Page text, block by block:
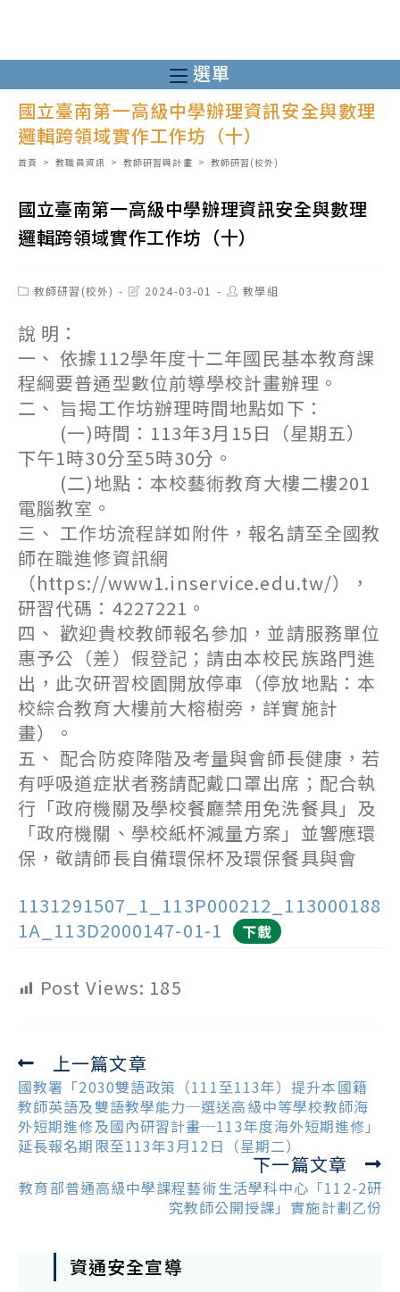
至
主
選單
國立臺南第一高級中學辦理資訊安全與數理
邏輯跨領域實作工作坊（十）
首頁 > 教職員資訊 > 教師研習與計畫 > 教師研習(校外)
國立臺南第一高級中學辦理資訊安全與數理
邏輯跨領域實作工作坊（十）
Post教師研習(校外)
Post2024-03-01
Post教學組
說 明：
一、 依據112學年度十二年國民基本教育課
程綱要普通型數位前導學校計畫辦理。
二、 旨揭工作坊辦理時間地點如下：
(一)時間：113年3月15日（星期五）
下午1時30分至5時30分。
(二)地點：本校藝術教育大樓二樓201
電腦教室。
三、 工作坊流程詳如附件，報名請至全國教
師在職進修資訊網
（https://www1.inservice.edu.tw/），
研習代碼：4227221。
四、 歡迎貴校教師報名參加，並請服務單位
惠予公（差）假登記；請由本校民族路門進
出，此次研習校園開放停車（停放地點：本
校綜合教育大樓前大榕樹旁，詳實施計
畫）。
五、 配合防疫降階及考量與會師長健康，若
有呼吸道症狀者務請配戴口罩出席；配合執
行「政府機關及學校餐廳禁用免洗餐具」及
「政府機關、學校紙杯減量方案」並響應環
保，敬請師長自備環保杯及環保餐具與會
1131291507_1_113P000212_113000188
1A_113D2000147-01-1
下載
Post Views: 185
Read
more
articles
上一篇文章
國教署「2030雙語政策（111至113年）提升本國籍
教師英語及雙語教學能力─選送高級中等學校教師海
外短期進修及國內研習計畫─113年度海外短期進修」
延長報名期限至113年3月12日（星期二）
下一篇文章
教育部普通高級中學課程藝術生活學科中心「112-2研
究教師公開授課」實施計劃乙份
資通安全宣導